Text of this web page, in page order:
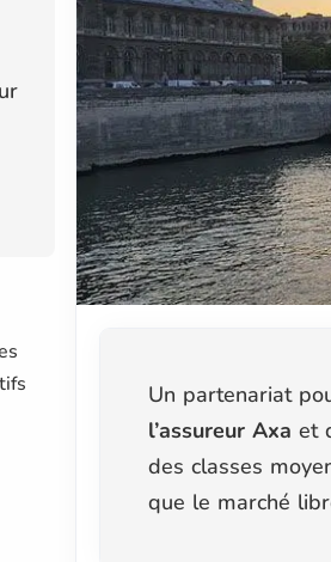
Un partenariat
l’assureur Axa et
des classes
que le marché